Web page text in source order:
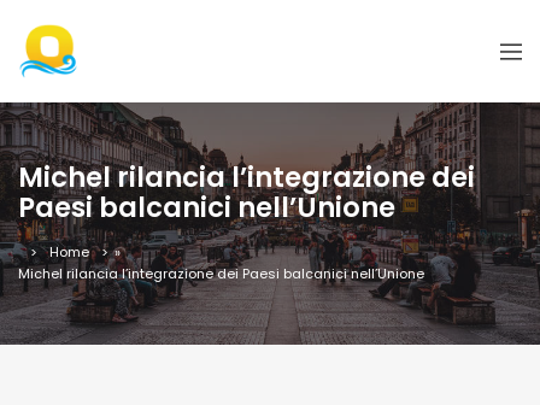
Michel rilancia l’integrazione dei
Paesi balcanici nell’Unione
Home
»
Michel rilancia l’integrazione dei Paesi balcanici nell’Unione